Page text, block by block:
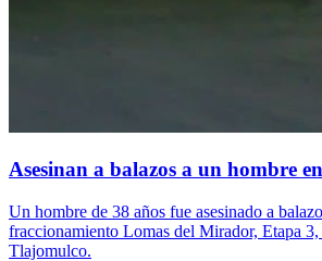
Asesinan a balazos a un hombre
Un hombre de 38 años fue asesinado a
fraccionamiento Lomas del Mirador, Etapa
Tlajomulco.